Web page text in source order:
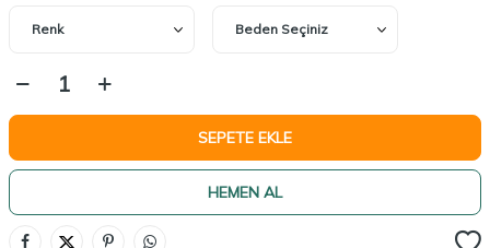
SEPETE EKLE
HEMEN AL